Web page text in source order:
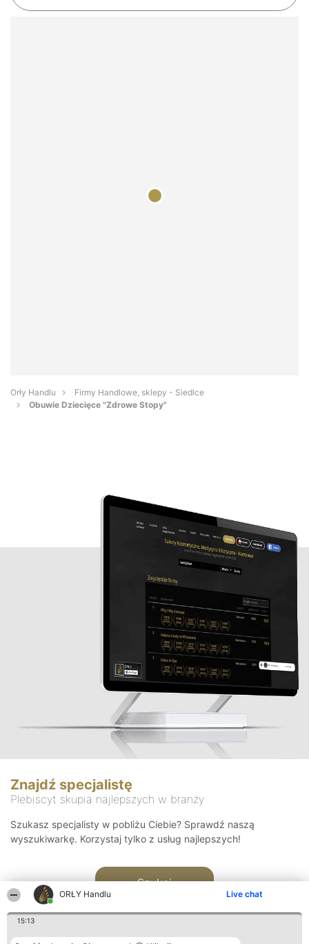
ORŁY Handlu Live chat
15:13
Orły Handlu
Firmy Handlowe, sklepy - Siedlce
Obuwie Dziecięce "Zdrowe Stopy"
Znajdź specjalistę
Plebiscyt skupia najlepszych w branży
Szukasz specjalisty w pobliżu Ciebie? Sprawdź naszą
wyszukiwarkę. Korzystaj tylko z usług najlepszych!
Szukaj